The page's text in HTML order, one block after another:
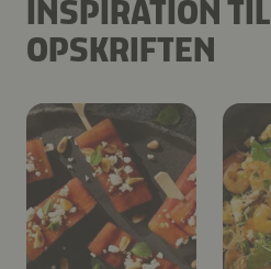
INSPIRATION TIL
OPSKRIFTEN